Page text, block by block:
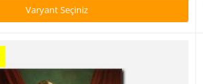
Varyant Seçiniz